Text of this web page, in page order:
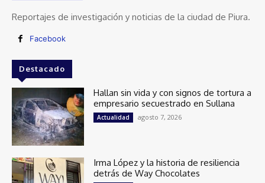
Reportajes de investigación y noticias de la ciudad de Piura.
Facebook
Destacado
Hallan sin vida y con signos de tortura a
empresario secuestrado en Sullana
Actualidad agosto 7, 2026
Irma López y la historia de resiliencia
detrás de Way Chocolates